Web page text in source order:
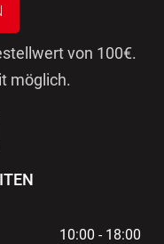
von 100€.
möglich.
10:00 - 18:00